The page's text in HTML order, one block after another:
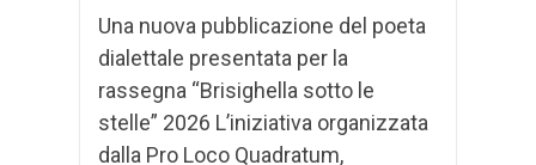
Una nuova pubblicazione del poeta
dialettale presentata per la
rassegna “Brisighella sotto le
stelle” 2026 L’iniziativa organizzata
dalla Pro Loco Quadratum,